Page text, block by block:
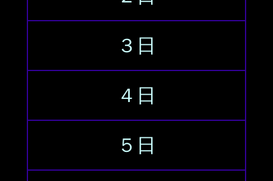
３日
４日
５日